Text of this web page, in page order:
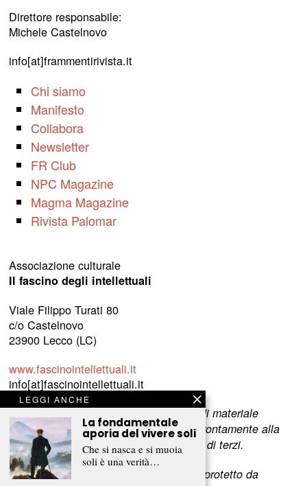
Direttore responsabile:
Michele Castelnovo
info[at]frammentirivista.it
Chi siamo
Manifesto
Collabora
Newsletter
FR Club
NPC Magazine
Magma Magazine
Rivista Palomar
Associazione culturale
Il fascino degli intellettuali
Viale Filippo Turati 80
c/o Castelnovo
23900 Lecco (LC)
www.fascinointellettuali.it
info[at]fascinointellettuali.it
Per segnalare eventuali errori nell’uso di materiale
riservato,
scriveteci e provvederemo prontamente alla
rimozione del materiale lesivo dei diritti di terzi.
L’intero contenuto di questo sito web è protetto da
LEGGI ANCHE
La fondamentale
aporia del vivere soli
Che si nasca e si muoia
soli è una verità…